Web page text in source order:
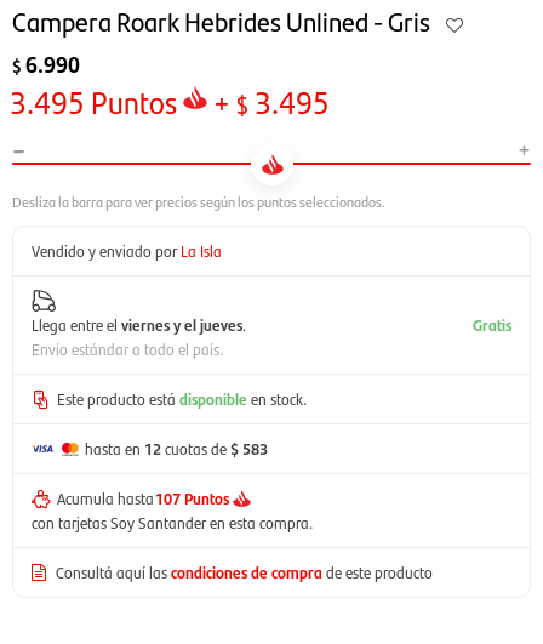
Campera Roark Hebrides Unlined - Gris
$ 6.990
3.495 Puntos + $ 3.495
- +
Vendido y enviado por La Isla
Llega entre el viernes y el jueves.
Envío estándar a todo el país.
Gratis
Este producto está disponible en stock.
hasta en 12cuotas de$ 583
Acumula hasta107 Puntos
con tarjetas Soy Santander en esta compra.
Consultá aquí lascondiciones de comprade este producto